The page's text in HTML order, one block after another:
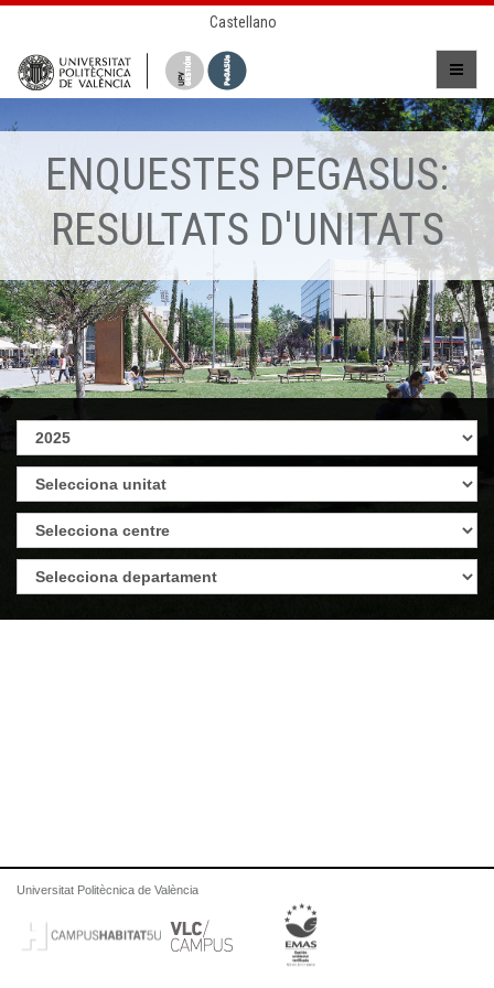
Castellano
ENQUESTES PEGASUS:
RESULTATS D'UNITATS
Universitat Politècnica de València